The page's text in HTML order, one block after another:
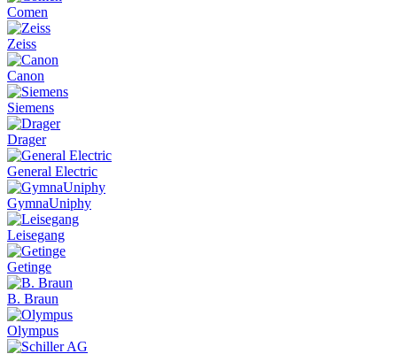
Comen
Zeiss
Canon
Siemens
Drager
General Electric
GymnaUniphy
Leisegang
Getinge
B. Braun
Olympus